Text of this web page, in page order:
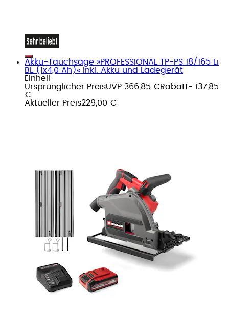
Akku-Tauchsäge »PROFESSIONAL TP-PS 18/165 Li
BL (1x4,0 Ah)« Inkl. Akku und Ladegerät
Einhell
Ursprünglicher PreisUVP 366,85 €Rabatt- 137,85
€
Aktueller Preis229,00 €